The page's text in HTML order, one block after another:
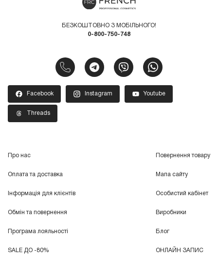
БЕЗКОШТОВНО З МОБІЛЬНОГО!
0-800-750-748
Facebook Instagram Youtube
Threads
Про нас
Оплата та доставка
Інформація для клієнтів
Обмін та повернення
Програма лояльності
SALE ДО -80%
Повернення товару
Мапа сайту
Особистий кабінет
Виробники
Блог
ОНЛАЙН ЗАПИС